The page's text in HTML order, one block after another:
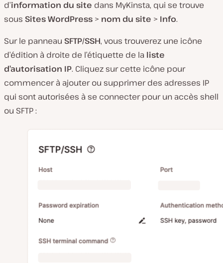
d’information du site dans MyKinsta, qui se trouve
sous Sites WordPress > nom du site > Info.
Sur le panneau SFTP/SSH, vous trouverez une icône
d’édition à droite de l’étiquette de la liste
d’autorisation IP. Cliquez sur cette icône pour
commencer à ajouter ou supprimer des adresses IP
qui sont autorisées à se connecter pour un accès shell
ou SFTP :